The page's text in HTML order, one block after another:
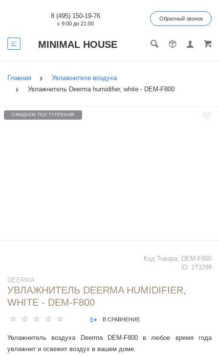
MINIMAL HOUSE
8 (495) 150-19-76
с 9:00 до 21:00
Обратный звонок
Главная
Увлажнители воздуха
Увлажнитель Deerma humidifier, white - DEM-F800
ОЖИДАЕМ ПОСТУПЛЕНИЯ
Код Товара: DEM-F800
ID: 273298
DEERMA
УВЛАЖНИТЕЛЬ DEERMA HUMIDIFIER,
WHITE - DEM-F800
В СРАВНЕНИЕ
Увлажнитель воздуха Deerma DEM-F800 в любое время года
увлажнит и освежит воздух в вашем доме.